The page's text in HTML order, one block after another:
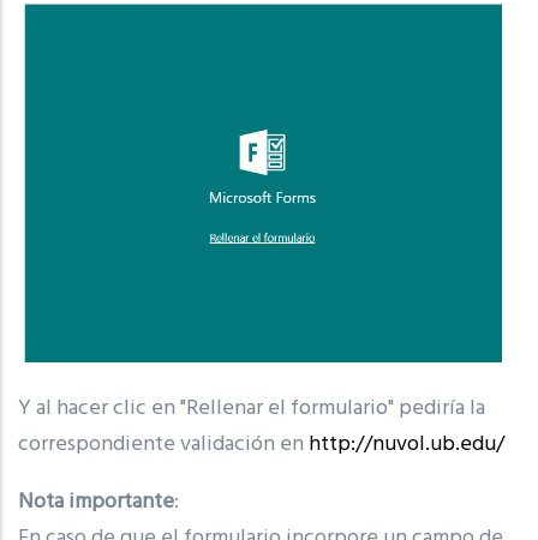
Y al hacer clic en "Rellenar el formulario" pediría la
correspondiente validación en http://nuvol.ub.edu/
Nota importante: